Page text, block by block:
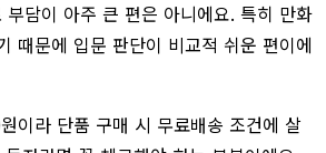
담이 아주 큰 편은 아니에요. 특히 만화
때문에 입문 판단이 비교적 쉬운 편이에
이라 단품 구매 시 무료배송 조건에 살